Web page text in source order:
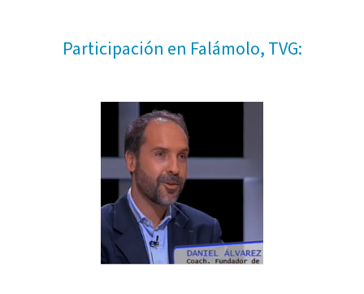
Participación en Falámolo, TVG: